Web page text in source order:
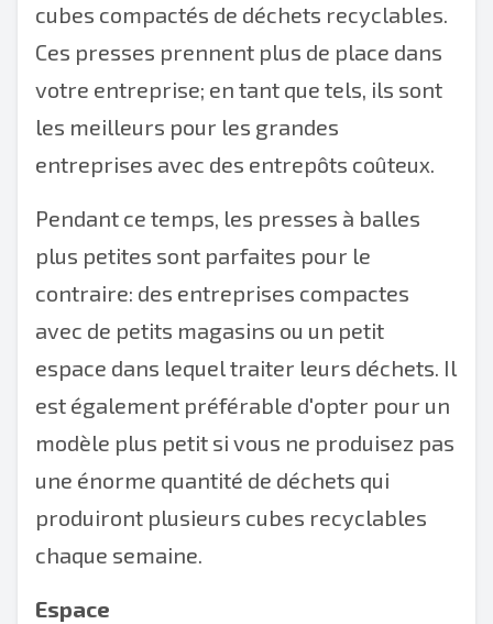
cubes compactés de déchets recyclables.
Ces presses prennent plus de place dans
votre entreprise; en tant que tels, ils sont
les meilleurs pour les grandes
entreprises avec des entrepôts coûteux.
Pendant ce temps, les presses à balles
plus petites sont parfaites pour le
contraire: des entreprises compactes
avec de petits magasins ou un petit
espace dans lequel traiter leurs déchets. Il
est également préférable d'opter pour un
modèle plus petit si vous ne produisez pas
une énorme quantité de déchets qui
produiront plusieurs cubes recyclables
chaque semaine.
Espace